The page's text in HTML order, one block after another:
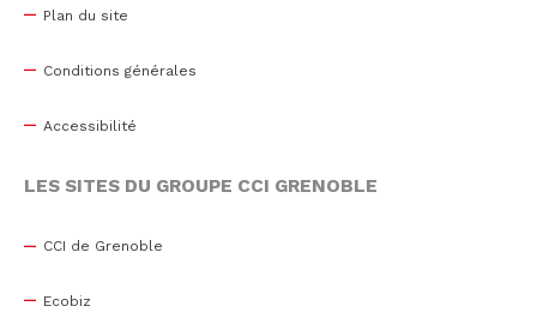
Plan du site
Conditions générales
Accessibilité
LES SITES DU GROUPE CCI GRENOBLE
CCI de Grenoble
Ecobiz